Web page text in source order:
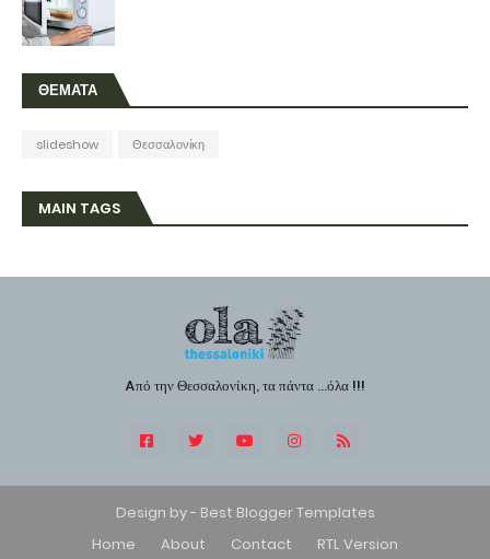
ΘΕΜΑΤΑ
slideshow Θεσσαλονίκη
MAIN TAGS
Aπό την Θεσσαλονίκη, τα πάντα ...όλα !!!
Design by - Best Blogger Templates
Home
About Contact RTL Version